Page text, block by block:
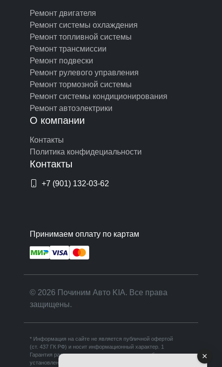
Ремонт двигателя
Ремонт системы охлаждения
Ремонт топливной системы
Ремонт трансмиссии
Ремонт подвески
Ремонт рулевого управления
Ремонт тормозной системы
Ремонт системы кондиционирования
Ремонт автоэлектрики
О компании
Контакты
Политика конфидециальности
Контакты
+7 (901) 132-03-62
Принимаем оплату по картам
© 2026 Починим Авто KIA. Все права
защищены.
* Информация на сайте не является публичной офертой
(ст. 437 ГК РФ) и носит информационный характер. 1
Гарантия распространяется на выполненные работы и
установленные запчасти при условии соблюдения правил